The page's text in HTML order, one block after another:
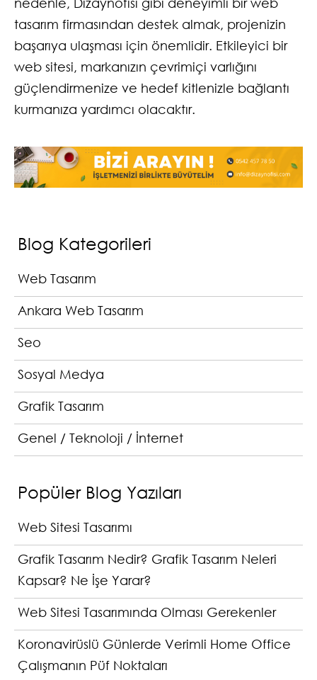
tasarım firmasından destek almak, projenizin
başarıya ulaşması için önemlidir. Etkileyici bir
web sitesi, markanızın çevrimiçi varlığını
güçlendirmenize ve hedef kitlenizle bağlantı
kurmanıza yardımcı olacaktır.
Blog Kategorileri
Web Tasarım
Ankara Web Tasarım
Seo
Sosyal Medya
Grafik Tasarım
Genel / Teknoloji / İnternet
Popüler Blog Yazıları
Web Sitesi Tasarımı
Grafik Tasarım Nedir? Grafik Tasarım Neleri
Kapsar? Ne İşe Yarar?
Web Sitesi Tasarımında Olması Gerekenler
Koronavirüslü Günlerde Verimli Home Office
Çalışmanın Püf Noktaları